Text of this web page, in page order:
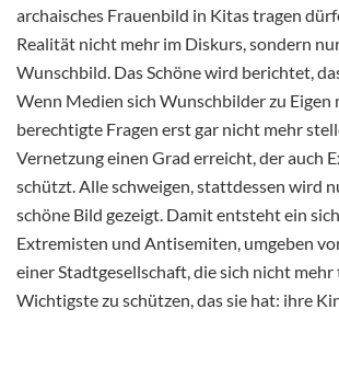
archaisches Frauenbild in Kitas tragen
Realität nicht mehr im Diskurs, sondern
Wunschbild. Das Schöne wird berichtet,
Wenn Medien sich Wunschbilder zu Eigen
berechtigte Fragen erst gar nicht mehr
Vernetzung einen Grad erreicht, der auch
schützt. Alle schweigen, stattdessen wird
schöne Bild gezeigt. Damit entsteht ein
Extremisten und Antisemiten, umgeben
einer Stadtgesellschaft, die sich nicht mehr
Wichtigste zu schützen, das sie hat: ihre